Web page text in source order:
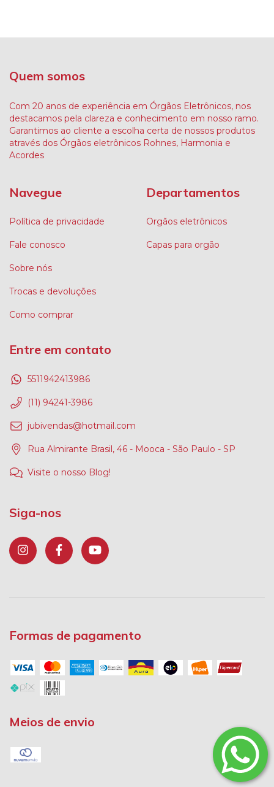
Quem somos
Com 20 anos de experiência em Órgãos Eletrônicos, nos
destacamos pela clareza e conhecimento em nosso ramo.
Garantimos ao cliente a escolha certa de nossos produtos
através dos Órgãos eletrônicos Rohnes, Harmonia e
Acordes
Navegue
Política de privacidade
Fale conosco
Sobre nós
Trocas e devoluções
Como comprar
Departamentos
Orgãos eletrônicos
Capas para orgão
Entre em contato
5511942413986
(11) 94241-3986
jubivendas@hotmail.com
Rua Almirante Brasil, 46 - Mooca - São Paulo - SP
Visite o nosso Blog!
Siga-nos
Formas de pagamento
Meios de envio